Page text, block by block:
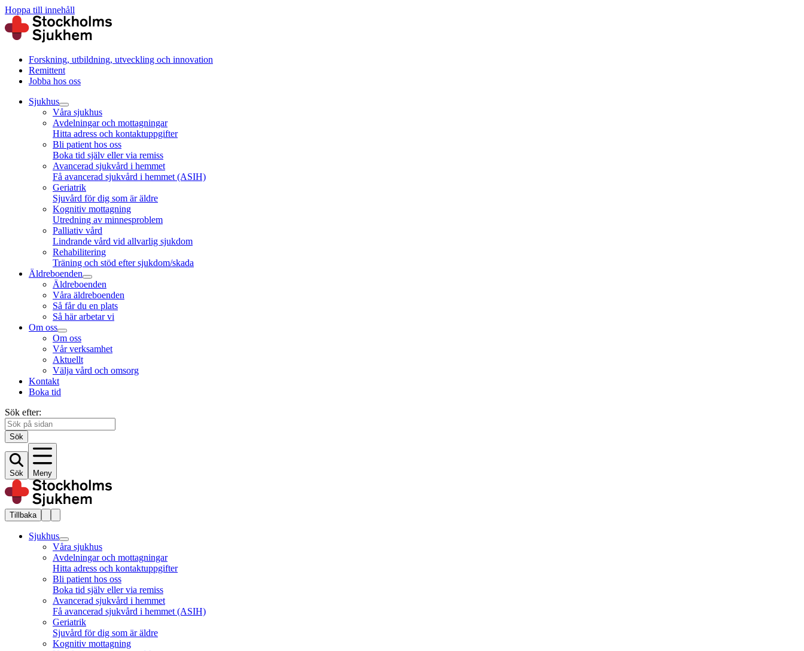
Hoppa till innehåll
Forskning, utbildning, utveckling och innovation
Remittent
Jobba hos oss
Sjukhus
Våra sjukhus
Avdelningar och mottagningar
Hitta adress och kontaktuppgifter
Bli patient hos oss
Boka tid själv eller via remiss
Avancerad sjukvård i hemmet
Få avancerad sjukvård i hemmet (ASIH)
Geriatrik
Sjuvård för dig som är äldre
Kognitiv mottagning
Utredning av minnesproblem
Palliativ vård
Lindrande vård vid allvarlig sjukdom
Rehabilitering
Träning och stöd efter sjukdom/skada
Äldreboenden
Äldreboenden
Våra äldreboenden
Så får du en plats
Så här arbetar vi
Om oss
Om oss
Vår verksamhet
Aktuellt
Välja vård och omsorg
Kontakt
Boka tid
Sök efter:
Sök
Sök Meny
Tillbaka
Sjukhus
Våra sjukhus
Avdelningar och mottagningar
Hitta adress och kontaktuppgifter
Bli patient hos oss
Boka tid själv eller via remiss
Avancerad sjukvård i hemmet
Få avancerad sjukvård i hemmet (ASIH)
Geriatrik
Sjuvård för dig som är äldre
Kognitiv mottagning